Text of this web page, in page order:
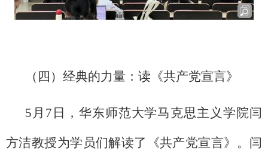
（四）经典的力量：读《共产党宣言》
5月7日，华东师范大学马克思主义学院闫
方洁教授为学员们解读了《共产党宣言》。闫